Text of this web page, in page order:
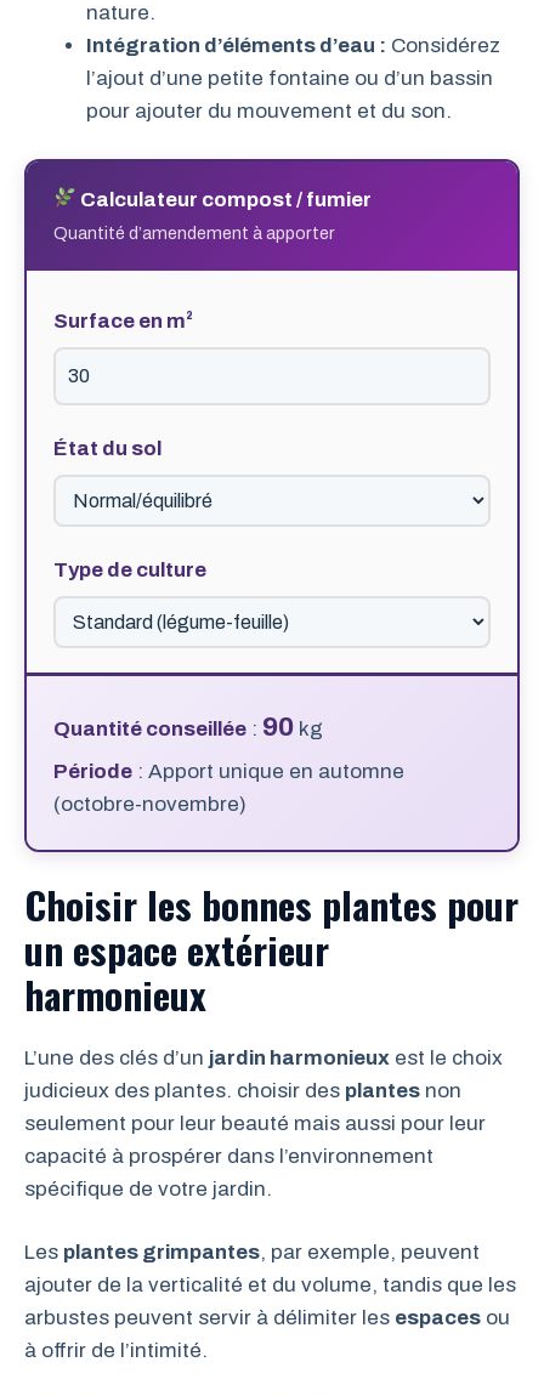
nature.
Intégration d’éléments d’eau : Considérez
l’ajout d’une petite fontaine ou d’un bassin
pour ajouter du mouvement et du son.
Calculateur compost / fumier
Quantité d’amendement à apporter
Surface en m²
État du sol
Type de culture
Quantité conseillée : 90 kg
Période : Apport unique en automne
(octobre-novembre)
Choisir les bonnes plantes pour
un espace extérieur
harmonieux
L’une des clés d’un jardin harmonieux est le choix
judicieux des plantes. choisir des plantes non
seulement pour leur beauté mais aussi pour leur
capacité à prospérer dans l’environnement
spécifique de votre jardin.
Les plantes grimpantes, par exemple, peuvent
ajouter de la verticalité et du volume, tandis que les
arbustes peuvent servir à délimiter les espaces ou
à offrir de l’intimité.